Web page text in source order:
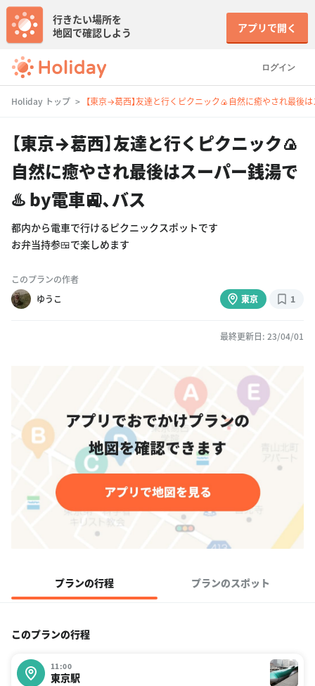
ログイン
行きたい場所を
地図で確認しよう
アプリで開く
Holiday トップ 【東京→葛西】友達と行くピクニック🍙自然に癒やされ最後
【東京→葛西】友達と行くピクニック🍙
自然に癒やされ最後はスーパー銭湯で
♨️ by電車🚉、バス
都内から電車で行けるピクニックスポットです
お弁当持参🍱で楽しめます
このプランの作者
ゆうこ
東京 1
最終更新日: 23/04/01
プランの行程 プランのスポット
このプランの行程
11:00
東京駅